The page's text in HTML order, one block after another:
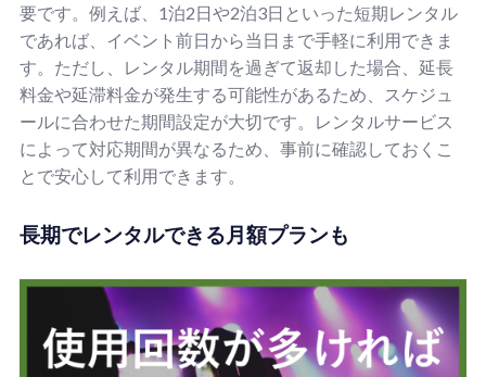
要です。例えば、1泊2日や2泊3日といった短期レンタル
であれば、イベント前日から当日まで手軽に利用できま
す。ただし、レンタル期間を過ぎて返却した場合、延長
料金や延滞料金が発生する可能性があるため、スケジュ
ールに合わせた期間設定が大切です。レンタルサービス
によって対応期間が異なるため、事前に確認しておくこ
とで安心して利用できます。
長期でレンタルできる月額プランも